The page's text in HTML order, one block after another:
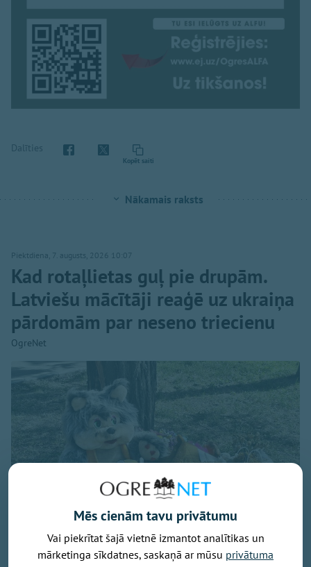
Dalīties
Kopēt saiti
Nākamais raksts
Piektdiena, 7. augusts, 2026 10:07
Kad rotaļlietas guļ pie drupām.
Latviešu mācītāji reaģē uz ukraiņa
pārdomām par neseno triecienu
OgreNet
Mēs cienām tavu privātumu
Vai piekrītat šajā vietnē izmantot analītikas un
mārketinga sīkdatnes, saskaņā ar mūsu privātuma